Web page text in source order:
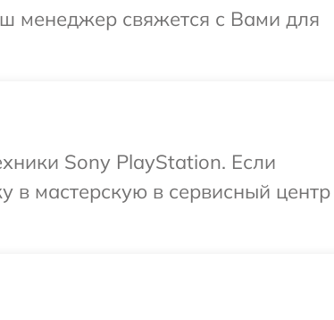
менеджер свяжется с Вами для
Sony PlayStation. Если
в мастерскую в сервисный